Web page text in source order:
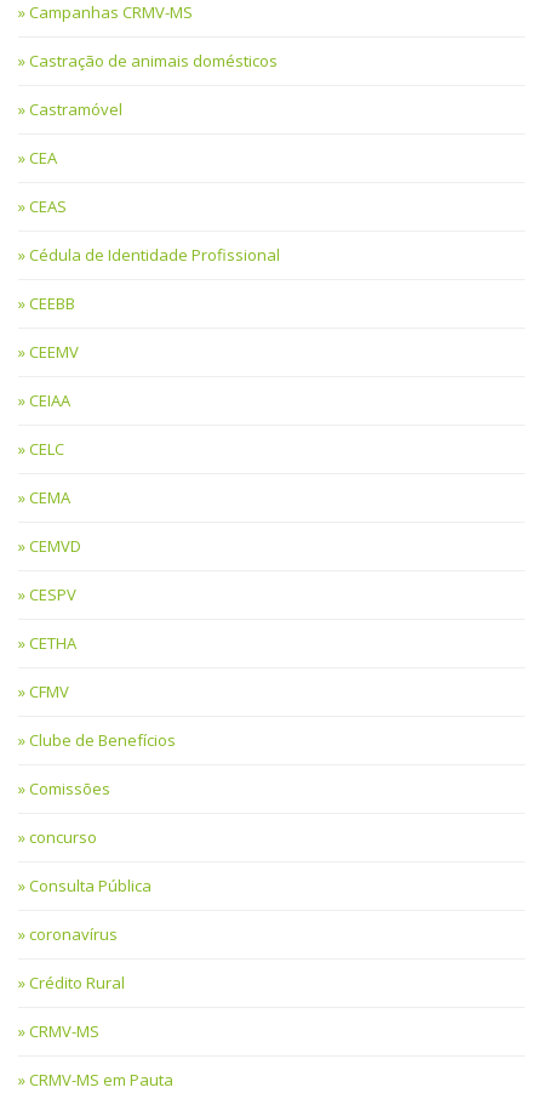
Campanhas CRMV-MS
Castração de animais domésticos
Castramóvel
CEA
CEAS
Cédula de Identidade Profissional
CEEBB
CEEMV
CEIAA
CELC
CEMA
CEMVD
CESPV
CETHA
CFMV
Clube de Benefícios
Comissões
concurso
Consulta Pública
coronavírus
Crédito Rural
CRMV-MS
CRMV-MS em Pauta